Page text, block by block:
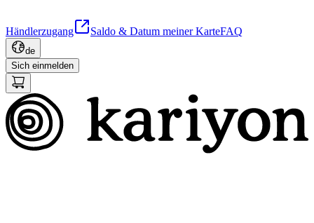
Händlerzugang Saldo & Datum meiner KarteFAQ
de
Sich einmelden